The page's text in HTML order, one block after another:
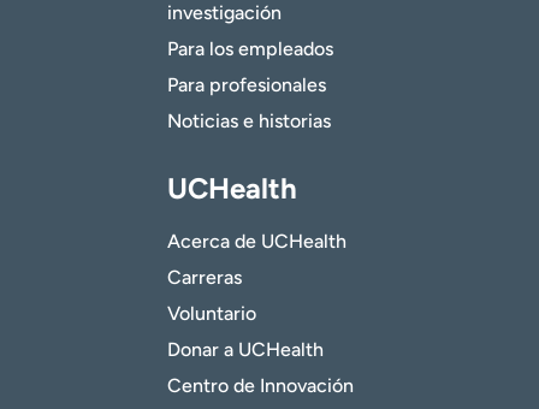
investigación
Para los empleados
Para profesionales
Noticias e historias
UCHealth
Acerca de UCHealth
Carreras
Voluntario
Donar a UCHealth
Centro de Innovación